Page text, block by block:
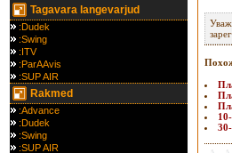
Tagavara langevarjud
:Dudek
:Swing
:ITV
:ParAAvis
:SUP AIR
Rakmed
:Advance
:Dudek
:Swing
:SUP AIR